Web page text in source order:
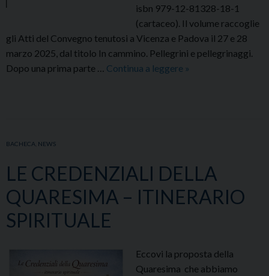
isbn 979-12-81328-18-1
(cartaceo). Il volume raccoglie
gli Atti del Convegno tenutosi a Vicenza e Padova il 27 e 28
marzo 2025, dal titolo In cammino. Pellegrini e pellegrinaggi.
Dopo una prima parte … Continua a leggere In
esperienze
»
BACHECA NEWS
LE CREDENZIALI DELLA
QUARESIMA – ITINERARIO
SPIRITUALE
Eccovi la proposta della
Quaresima che abbiamo